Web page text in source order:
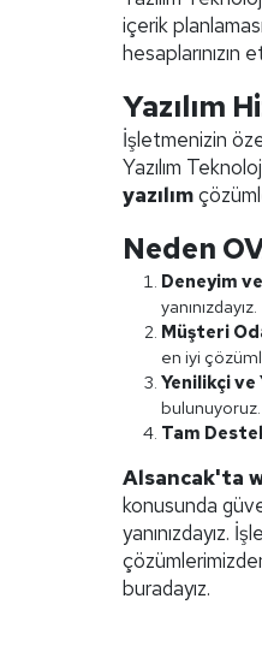
içerik
hesaplarınızın
Yazılım
İşletmenizin
Yazılım
yazılım
Neden
Deneyim
yanınızdayız.
Müşteri
en iyi
Yenilikçi ve
bulunuyoruz.
Tam
Alsancak'ta
konusunda
yanınızdayız.
buradayız.